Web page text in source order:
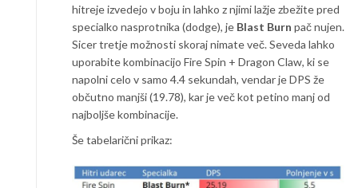
hitreje izvedejo v boju in lahko z njimi lažje zbežite pred
specialko nasprotnika (dodge), je Blast Burn pač nujen.
Sicer tretje možnosti skoraj nimate več. Seveda lahko
uporabite kombinacijo Fire Spin + Dragon Claw, ki se
napolni celo v samo 4.4 sekundah, vendar je DPS že
občutno manjši (19.78), kar je več kot petino manj od
najboljše kombinacije.
Še tabelarični prikaz: